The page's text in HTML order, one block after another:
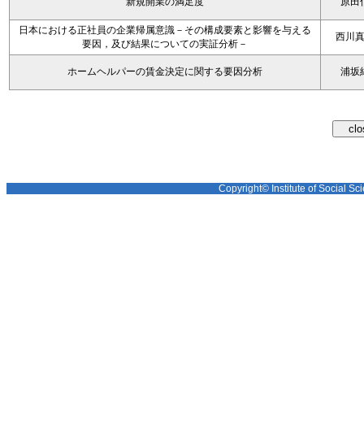
日本における正社員の企業帰属意識－その構成要素と影響を与える
要因，及び結果についての実証分析－
西川
ホームヘルパーの賃金決定に関する要因分析 浦坂
Copyright© Institute of Social